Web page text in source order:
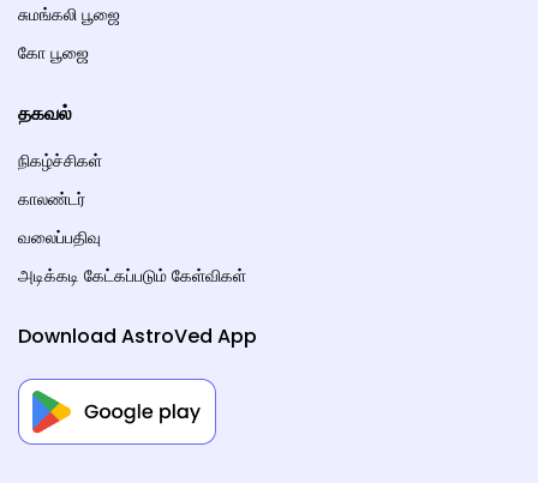
சுமங்கலி பூஜை
கோ பூஜை
தகவல்
நிகழ்ச்சிகள்
காலண்டர்
வலைப்பதிவு
அடிக்கடி கேட்கப்படும் கேள்விகள்
Download AstroVed App